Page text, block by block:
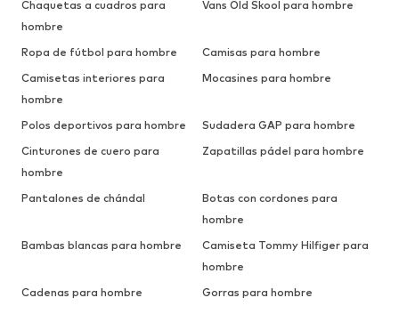
Chaquetas a cuadros para
hombre
Vans Old Skool para hombre
Ropa de fútbol para hombre
Camisas para hombre
Camisetas interiores para
hombre
Mocasines para hombre
Polos deportivos para hombre
Sudadera GAP para hombre
Cinturones de cuero para
hombre
Zapatillas pádel para hombre
Pantalones de chándal
Botas con cordones para
hombre
Bambas blancas para hombre
Camiseta Tommy Hilfiger para
hombre
Cadenas para hombre
Gorras para hombre